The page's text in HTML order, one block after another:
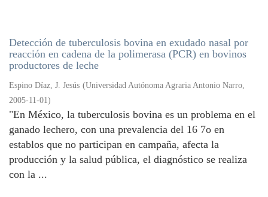
Detección de tuberculosis bovina en exudado nasal por
reacción en cadena de la polimerasa (PCR) en bovinos
productores de leche
Espino Díaz, J. Jesús (Universidad Autónoma Agraria Antonio Narro,
2005-11-01)
"En México, la tuberculosis bovina es un problema en el
ganado lechero, con una prevalencia del 16 7o en
establos que no participan en campaña, afecta la
producción y la salud pública, el diagnóstico se realiza
con la ...